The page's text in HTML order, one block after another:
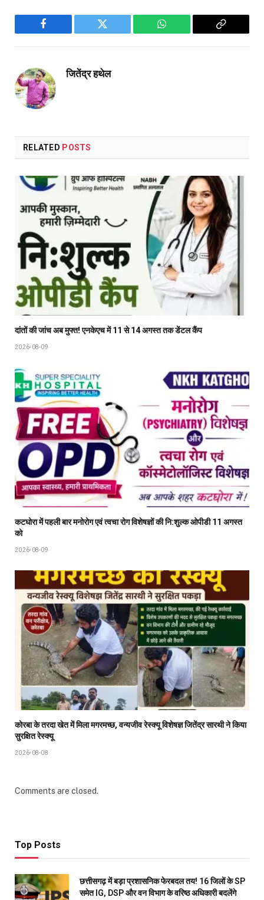
Facebook Twitter WhatsApp
Copy
जितेंद्र हथेल
RELATED POSTS
दांतों की जांच अब मुफ्त! एनकेएच में 11 से 14 अगस्त तक डेंटल कैंप
2026-08-09
कटघोरा में पहली बार मनोरोग एवं त्वचा रोग विशेषज्ञों की नि:शुल्क ओपीडी 11 अगस्त
को
2026-08-09
कोरबा के तरदा खेत में मिला मगरमच्छ, वन्यजीव रेस्क्यू विशेषज्ञ जितेंद्र सारथी ने किया
सुरक्षित रेस्क्यू
2026-08-08
Comments are closed.
Top Posts
छत्तीसगढ़ में बड़ा प्रशासनिक फेरबदल तय! 16 जिलों के SP
समेत IG, DSP और वन विभाग के वरिष्ठ अधिकारी बदलेंगे